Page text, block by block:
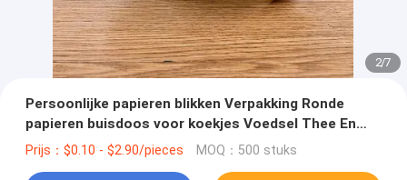
2/7
Persoonlijke papieren blikken Verpakking Ronde
papieren buisdoos voor koekjes Voedsel Thee En
Chocolade
Prijs：$0.10 - $2.90/pieces MOQ：500 stuks